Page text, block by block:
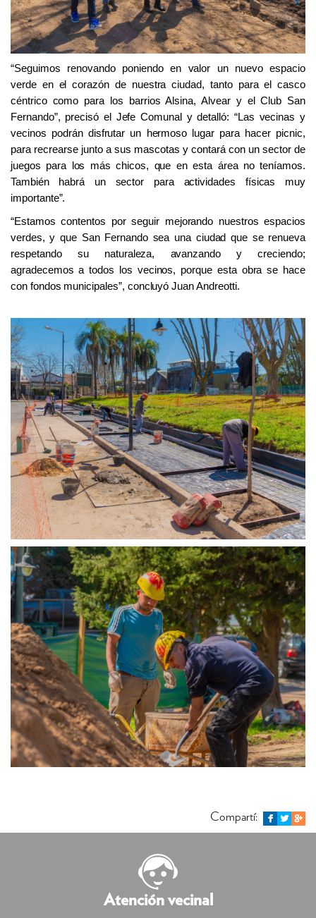
“Seguimos renovando poniendo en valor un nuevo espacio
verde en el corazón de nuestra ciudad, tanto para el casco
céntrico como para los barrios Alsina, Alvear y el Club San
Fernando”, precisó el Jefe Comunal y detalló: “Las vecinas y
vecinos podrán disfrutar un hermoso lugar para hacer picnic,
para recrearse junto a sus mascotas y contará con un sector de
juegos para los más chicos, que en esta área no teníamos.
También habrá un sector para actividades físicas muy
importante”.
“Estamos contentos por seguir mejorando nuestros espacios
verdes, y que San Fernando sea una ciudad que se renueva
respetando su naturaleza, avanzando y creciendo;
agradecemos a todos los vecinos, porque esta obra se hace
con fondos municipales”, concluyó Juan Andreotti.
Compartí:
Atención vecinal